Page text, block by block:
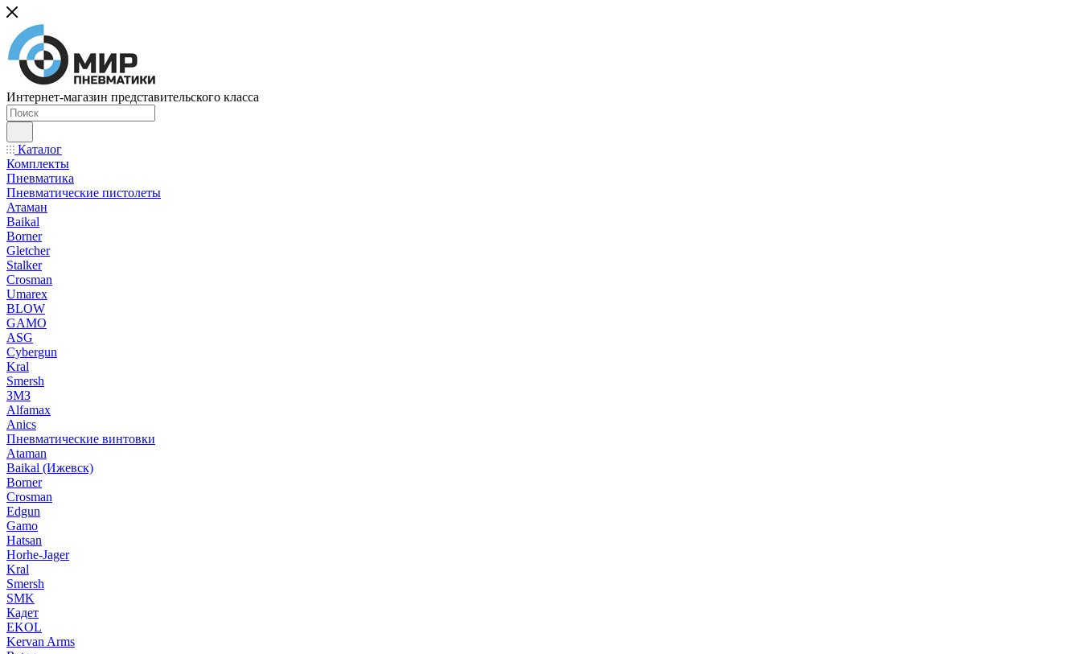
Интернет-магазин представительского класса
Каталог
Комплекты
Пневматика
Пневматические пистолеты
Атаман
Baikal
Borner
Gletcher
Stalker
Crosman
Umarex
BLOW
GAMO
ASG
Cybergun
Kral
Smersh
ЗМЗ
Alfamax
Anics
Пневматические винтовки
Ataman
Baikal (Ижевск)
Borner
Crosman
Edgun
Gamo
Hatsan
Horhe-Jager
Kral
Smersh
SMK
Кадет
EKOL
Kervan Arms